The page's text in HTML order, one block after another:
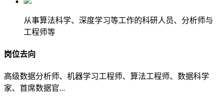
从事算法科学、深度学习等工作的科研人员、分析师与
工程师等
岗位去向
高级数据分析师、机器学习工程师、算法工程师、数据科学
家、首席数据官...